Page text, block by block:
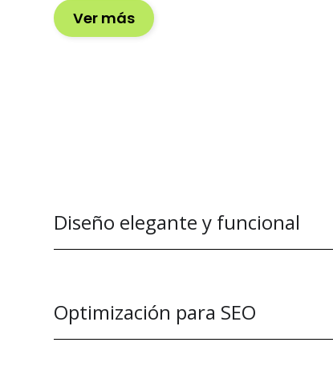
Ver más
Diseño elegante y funcional
Optimización para SEO